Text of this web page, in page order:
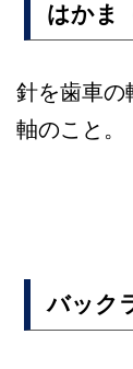
はかま
針を歯車の
軸のこと。
バック